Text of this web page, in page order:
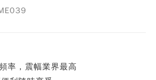
率，震幅業界最高